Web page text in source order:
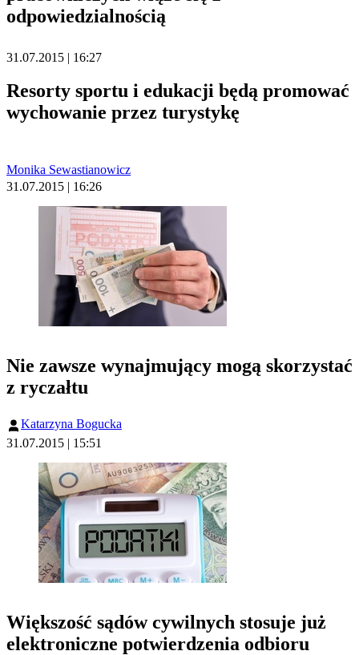
odpowiedzialnością
31.07.2015 | 16:27
Resorty sportu i edukacji będą promować
wychowanie przez turystykę
Monika Sewastianowicz
31.07.2015 | 16:26
Nie zawsze wynajmujący mogą skorzystać
z ryczałtu
Katarzyna Bogucka
31.07.2015 | 15:51
Większość sądów cywilnych stosuje już
elektroniczne potwierdzenia odbioru